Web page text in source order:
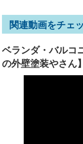
関連動画をチェ
ベランダ・バルコ
の外壁塗装やさん】